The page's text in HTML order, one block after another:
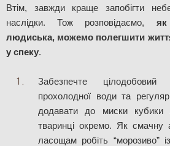
Втім, завжди краще запобігти
наслідки. Тож розповідаємо, як
людиська, можемо полегшити
у спеку.
Забезпечте
прохолодної води та
додавати до миски
тваринці окремо. Як смачну
ласощам робіть “морозиво”